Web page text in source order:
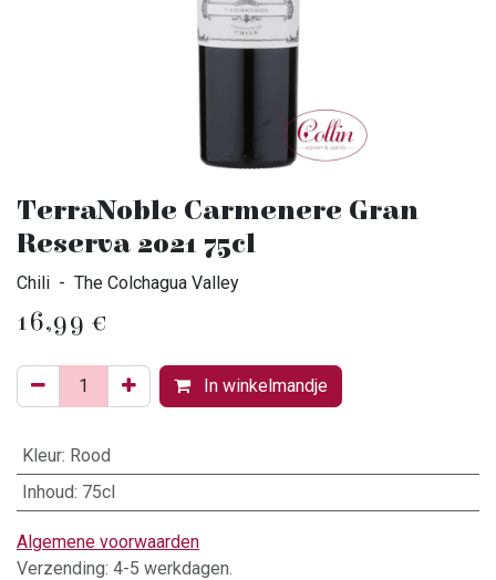
TerraNoble Carmenere Gran
Reserva 2021 75cl
Chili - The Colchagua Valley
16,99 €
In winkelmandje
Kleur: Rood
Inhoud: 75cl
Algemene voorwaarden
Verzending: 4-5 werkdagen.